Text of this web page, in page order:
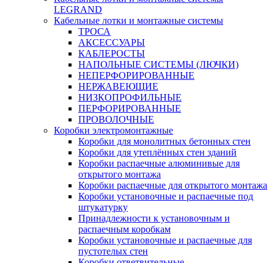
LEGRAND
Кабельные лотки и монтажные системы
ТРОСА
АКСЕССУАРЫ
КАБЛЕРОСТЫ
НАПОЛЬНЫЕ СИСТЕМЫ (ЛЮЧКИ)
НЕПЕРФОРИРОВАННЫЕ
НЕРЖАВЕЮЩИЕ
НИЗКОПРОФИЛЬНЫЕ
ПЕРФОРИРОВАННЫЕ
ПРОВОЛОЧНЫЕ
Коробки электромонтажные
Коробки для монолитных бетонных стен
Коробки для утеплённых стен зданий
Коробки распаечные алюминивые для
открытого монтажа
Коробки распаечные для открытого монтажа
Коробки установочные и распаечные под
штукатурку
Принадлежности к установочным и
распаечным коробкам
Коробки установочные и распаечные для
пустотелых стен